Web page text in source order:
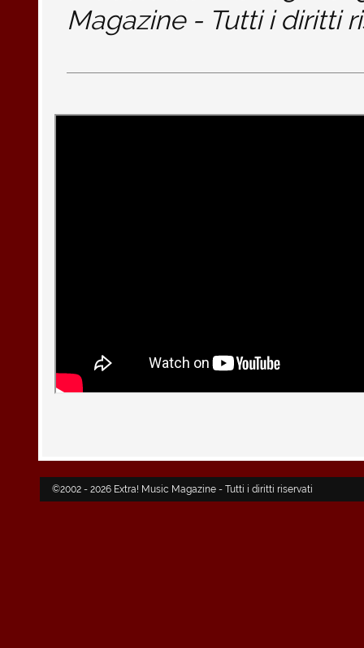
Magazine - Tutti i diritti
©2002 - 2026 Extra! Music Magazine - Tutti i diritti riservati